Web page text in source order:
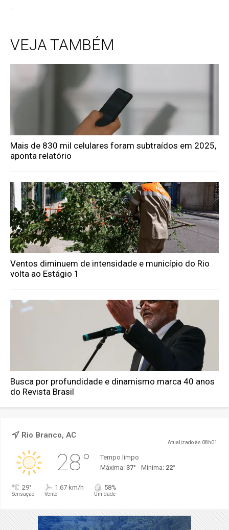
.
VEJA TAMBÉM
Mais de 830 mil celulares foram subtraídos em 2025,
aponta relatório
Ventos diminuem de intensidade e município do Rio
volta ao Estágio 1
Busca por profundidade e dinamismo marca 40 anos
do Revista Brasil
Rio Branco, AC
Atualizado às 08h01
28°
Tempo limpo
Máxima: 37° - Mínima: 22°
29°
Sensação
1.67 km/h
Vento
58%
Umidade